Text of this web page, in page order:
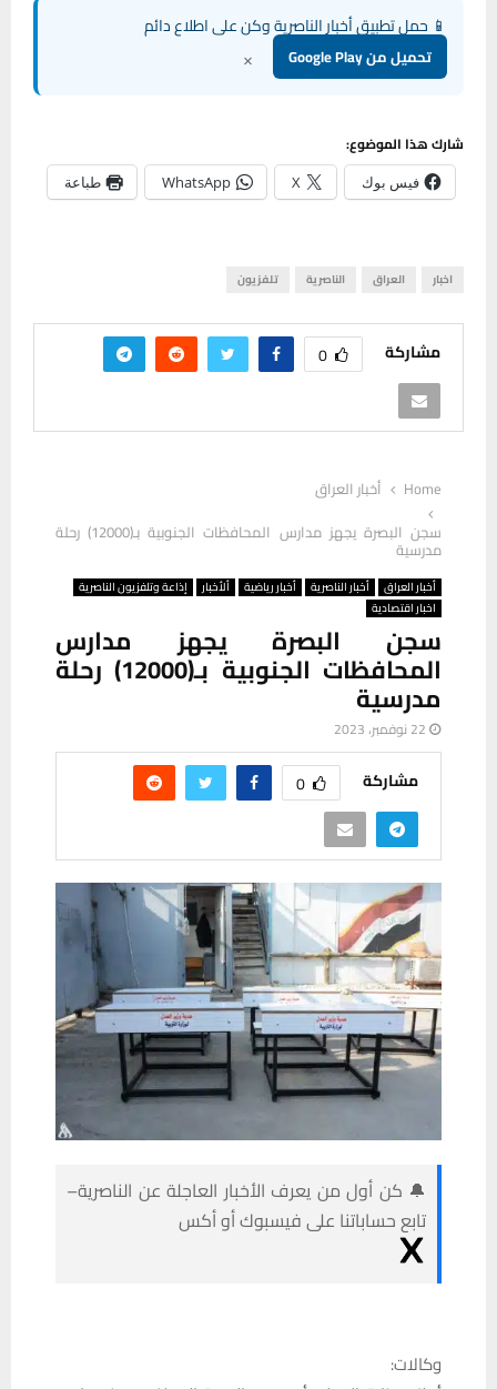
📱 حمل تطبيق أخبار الناصرية وكن على اطلاع دائم
تحميل من Google Play ×
شارك هذا الموضوع:
فيس بوك X
WhatsApp طباعة
اخبار العراق الناصرية تلفزيون
مشاركة 0
Home
أخبار العراق
سجن البصرة يجهز مدارس المحافظات الجنوبية بـ(12000) رحلة
مدرسية
أخبار العراق أخبار الناصرية أخبار رياضية ألأخبار
إذاعة وتلفزيون الناصرية
اخبار اقتصادية
سجن البصرة يجهز مدارس
المحافظات الجنوبية بـ(12000) رحلة
مدرسية
22 نوفمبر، 2023
مشاركة 0
🔔 كن أول من يعرف الأخبار العاجلة عن الناصرية–
تابع حساباتنا على فيسبوك أو أكس
وكالات: